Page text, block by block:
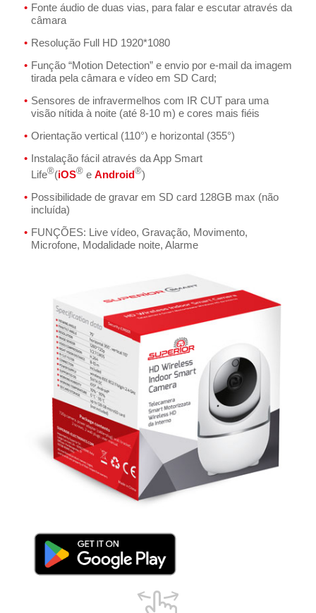
Fonte áudio de duas vias, para falar e escutar através da
câmara
Resolução Full HD 1920*1080
Função “Motion Detection” e envio por e-mail da imagem
tirada pela câmara e vídeo em SD Card;
Sensores de infravermelhos com IR CUT para uma
visão nítida à noite (até 8-10 m) e cores mais fiéis
Orientação vertical (110°) e horizontal (355°)
Instalação fácil através da App Smart
Life®(iOS®e Android®)
Possibilidade de gravar em SD card 128GB max (não
incluída)
FUNÇÕES: Live vídeo, Gravação, Movimento,
Microfone, Modalidade noite, Alarme